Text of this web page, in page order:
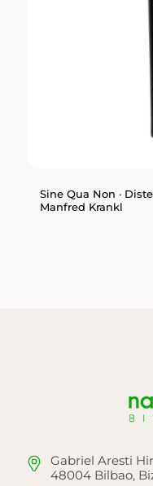
Sine Qua Non ·
Manfred Krankl
Gabriel Aresti
48004 Bilbao,